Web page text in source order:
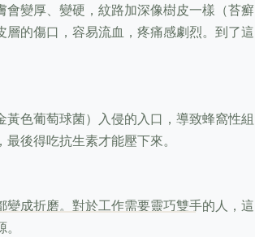
變厚、變硬，紋路加深像樹皮一樣（苔癬
的傷口，容易流血，疼痛感劇烈。到了這
色葡萄球菌）入侵的入口，導致蜂窩性組
後得吃抗生素才能壓下來。
成折磨。對於工作需要靈巧雙手的人，這